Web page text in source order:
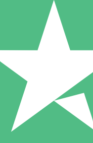
10 Downloaden
20 00